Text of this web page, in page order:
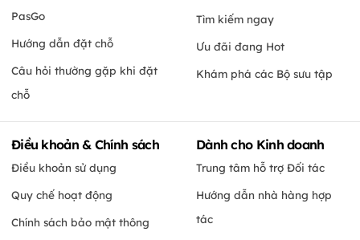
PasGo
Hướng dẫn đặt chỗ
Câu hỏi thường gặp khi đặt
chỗ
Tìm kiếm ngay
Ưu đãi đang Hot
Khám phá các Bộ sưu tập
Điều khoản & Chính sách
Điều khoản sử dụng
Quy chế hoạt động
Chính sách bảo mật thông
Dành cho Kinh doanh
Trung tâm hỗ trợ Đối tác
Hướng dẫn nhà hàng hợp
tác